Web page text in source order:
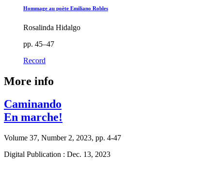
Hommage au poète Emiliano Robles
Rosalinda Hidalgo
pp. 45–47
Record
More info
Caminando
En marche!
Volume 37, Number 2, 2023, pp. 4-47
Digital Publication : Dec. 13, 2023